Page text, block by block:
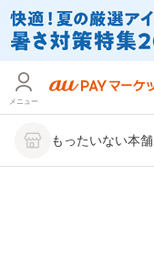
メニュー
もったいない本舗